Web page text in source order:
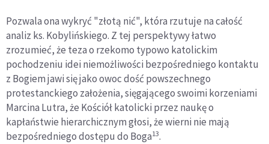
Pozwala ona wykryć "złotą nić", która rzutuje na całość
analiz ks. Kobylińskiego. Z tej perspektywy łatwo
zrozumieć, że teza o rzekomo typowo katolickim
pochodzeniu idei niemożliwości bezpośredniego kontaktu
z Bogiem jawi się jako owoc dość powszechnego
protestanckiego założenia, sięgającego swoimi korzeniami
Marcina Lutra, że Kościół katolicki przez naukę o
kapłaństwie hierarchicznym głosi, że wierni nie mają
bezpośredniego dostępu do Boga13.